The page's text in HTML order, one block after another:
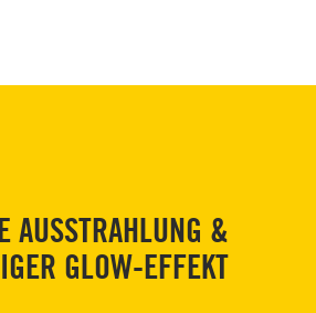
AUSSTRAHLUNG &
GLOW-EFFEKT